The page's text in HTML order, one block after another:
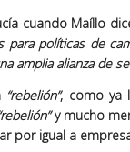
cuando Maíllo
para políticas de
amplia alianza de
“rebelión”, como ya
y mucho
por igual a